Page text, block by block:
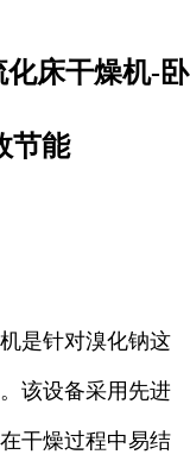
床干燥机-卧
节能
是针对溴化钠这
该设备采用先进
干燥过程中易结